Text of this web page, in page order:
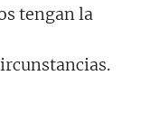
tengan la